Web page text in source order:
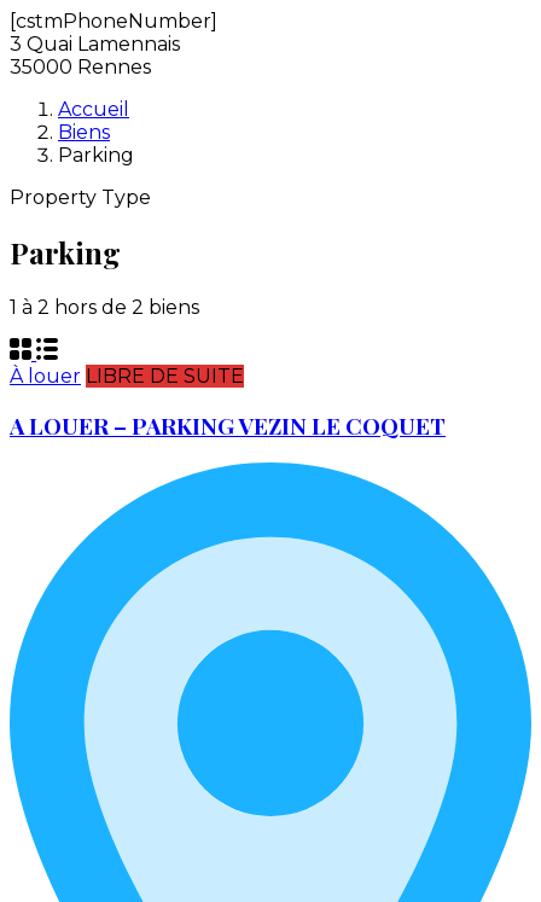
[cstmPhoneNumber]
3 Quai Lamennais
35000 Rennes
Accueil
Biens
Parking
Property Type
Parking
1 à 2 hors de 2 biens
À louer LIBRE DE SUITE
A LOUER – PARKING VEZIN LE COQUET